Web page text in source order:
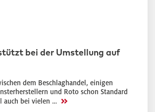
bei der Umstellung auf
dem Beschlaghandel, einigen
und Roto schon Standard
auch bei vielen … >>